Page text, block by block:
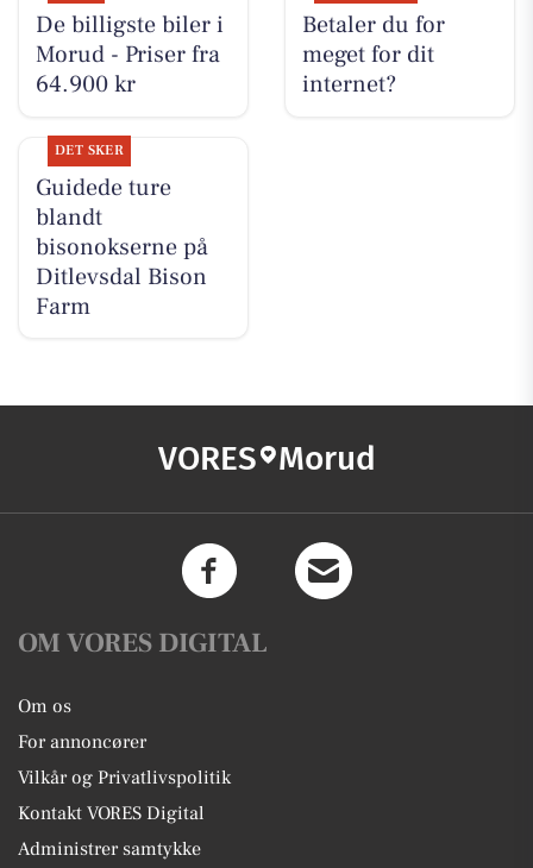
De billigste biler i
Morud - Priser fra
64.900 kr
Betaler du for
meget for dit
internet?
DET SKER
Guidede ture
blandt
bisonokserne på
Ditlevsdal Bison
Farm
VORES Morud
OM VORES DIGITAL
Om os
For annoncører
Vilkår og Privatlivspolitik
Kontakt VORES Digital
Administrer samtykke